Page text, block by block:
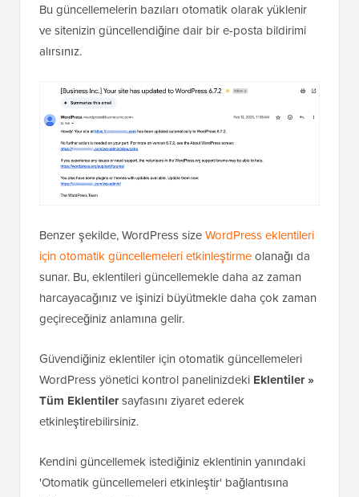
Bu güncellemelerin bazıları otomatik olarak yüklenir
ve sitenizin güncellendiğine dair bir e-posta bildirimi
alırsınız.
Benzer şekilde, WordPress sizeWordPress eklentileri
için otomatik güncellemeleri etkinleştirmeolanağı da
sunar. Bu, eklentileri güncellemekle daha az zaman
harcayacağınız ve işinizi büyütmekle daha çok zaman
geçireceğiniz anlamına gelir.
Güvendiğiniz eklentiler için otomatik güncellemeleri
WordPress yönetici kontrol panelinizdeki Eklentiler »
Tüm Eklentilersayfasını ziyaret ederek
etkinleştirebilirsiniz.
Kendini güncellemek istediğiniz eklentinin yanındaki
'Otomatik güncellemeleri etkinleştir' bağlantısına